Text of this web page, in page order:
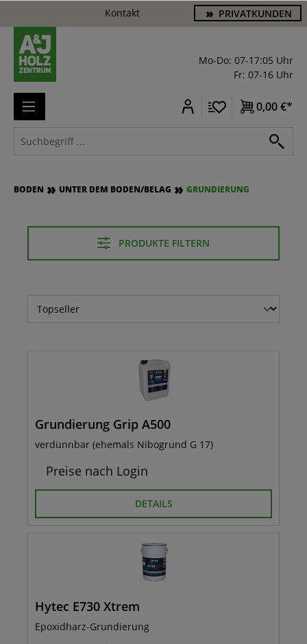
Kontakt PRIVATKUNDEN
Mo-Do: 07-17:05 Uhr
Fr: 07-16 Uhr
0,00 €*
BODEN UNTER DEM BODEN/BELAG GRUNDIERUNG
PRODUKTE FILTERN
Grundierung Grip A500
verdünnbar (ehemals Nibogrund G 17)
Preise nach Login
DETAILS
Hytec E730 Xtrem
Epoxidharz-Grundierung